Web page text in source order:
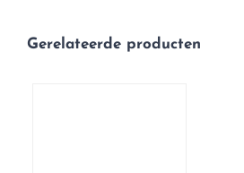
Gerelateerde producten